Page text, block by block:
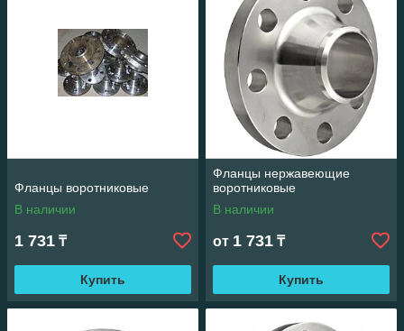
описанием фланцев воротниковых, для уточнения деталей
обращайтесь в раздел «Контакты».
Фланцы воротниковые
В наличии
1 731 ₸
Купить
Фланцы нержавеющие
воротниковые
В наличии
от 1 731 ₸
Купить